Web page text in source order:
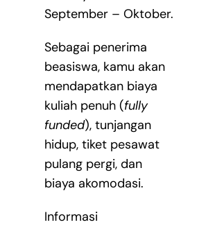
September – Oktober.
Sebagai penerima
beasiswa, kamu akan
mendapatkan biaya
kuliah penuh (fully
funded), tunjangan
hidup, tiket pesawat
pulang pergi, dan
biaya akomodasi.
Informasi